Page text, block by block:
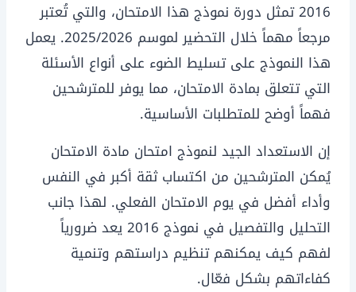
2016 تمثل دورة نموذج هذا الامتحان، والتي تُعتبر
مرجعاً مهماً خلال التحضير لموسم 2025/2026. يعمل
هذا النموذج على تسليط الضوء على أنواع الأسئلة
التي تتعلق بمادة الامتحان، مما يوفر للمترشحين
فهماً أوضح للمتطلبات الأساسية.
إن الاستعداد الجيد لنموذج امتحان مادة الامتحان
يُمكن المترشحين من اكتساب ثقة أكبر في النفس
وأداء أفضل في يوم الامتحان الفعلي. لهذا جانب
التحليل والتفصيل في نموذج 2016 يعد ضرورياً
لفهم كيف يمكنهم تنظيم دراستهم وتنمية
كفاءاتهم بشكل فعّال.